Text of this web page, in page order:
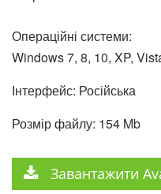
Операційні системи:
Windows 7, 8, 10, XP,
Інтерфейс: Російська
Розмір файлу: 154 Mb
Завантажити